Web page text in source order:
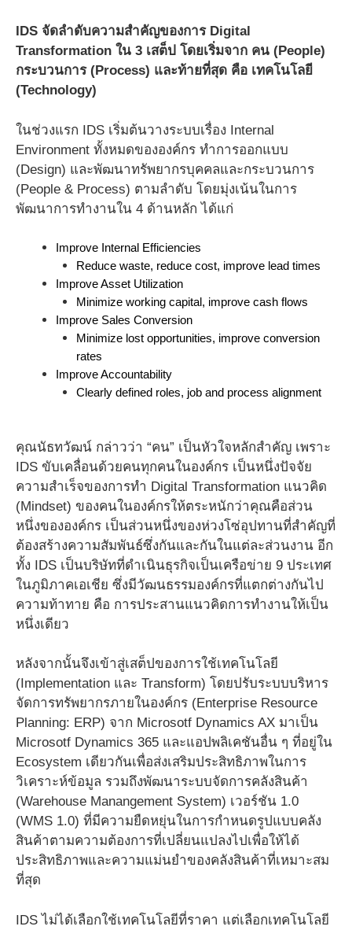
IDS จัดลำดับความสำคัญของการ Digital
Transformation ใน 3 เสต็ป โดยเริ่มจาก คน (People)
กระบวนการ (Process) และท้ายที่สุด คือ เทคโนโลยี
(Technology)
ในช่วงแรก IDS เริ่มต้นวางระบบเรื่อง Internal
Environment ทั้งหมดขององค์กร ทำการออกแบบ
(Design) และพัฒนาทรัพยากรบุคคลและกระบวนการ
(People & Process) ตามลำดับ โดยมุ่งเน้นในการ
พัฒนาการทำงานใน 4 ด้านหลัก ได้แก่
Improve Internal Efficiencies
Reduce waste, reduce cost, improve lead times
Improve Asset Utilization
Minimize working capital, improve cash flows
Improve Sales Conversion
Minimize lost opportunities, improve conversion
rates
Improve Accountability
Clearly defined roles, job and process alignment
คุณนัธทวัฒน์ กล่าวว่า “คน” เป็นหัวใจหลักสำคัญ เพราะ
IDS ขับเคลื่อนด้วยคนทุกคนในองค์กร เป็นหนึ่งปัจจัย
ความสำเร็จของการทำ Digital Transformation แนวคิด
(Mindset) ของคนในองค์กรให้ตระหนักว่าคุณคือส่วน
หนึ่งขององค์กร เป็นส่วนหนึ่งของห่วงโซ่อุปทานที่สำคัญที่
ต้องสร้างความสัมพันธ์ซึ่งกันและกันในแต่ละส่วนงาน อีก
ทั้ง IDS เป็นบริษัทที่ดำเนินธุรกิจเป็นเครือข่าย 9 ประเทศ
ในภูมิภาคเอเชีย ซึ่งมีวัฒนธรรมองค์กรที่แตกต่างกันไป
ความท้าทาย คือ การประสานแนวคิดการทำงานให้เป็น
หนึ่งเดียว
หลังจากนั้นจึงเข้าสู่เสต็ปของการใช้เทคโนโลยี
(Implementation และ Transform) โดยปรับระบบบริหาร
จัดการทรัพยากรภายในองค์กร (Enterprise Resource
Planning: ERP) จาก Microsotf Dynamics AX มาเป็น
Microsotf Dynamics 365 และแอปพลิเคชันอื่น ๆ ที่อยู่ใน
Ecosystem เดียวกันเพื่อส่งเสริมประสิทธิภาพในการ
วิเคราะห์ข้อมูล รวมถึงพัฒนาระบบจัดการคลังสินค้า
(Warehouse Manangement System) เวอร์ชัน 1.0
(WMS 1.0) ที่มีความยืดหยุ่นในการกำหนดรูปแบบคลัง
สินค้าตามความต้องการที่เปลี่ยนแปลงไปเพื่อให้ได้
ประสิทธิภาพและความแม่นยำของคลังสินค้าที่เหมาะสม
ที่สุด
IDS ไม่ได้เลือกใช้เทคโนโลยีที่ราคา แต่เลือกเทคโนโลยี